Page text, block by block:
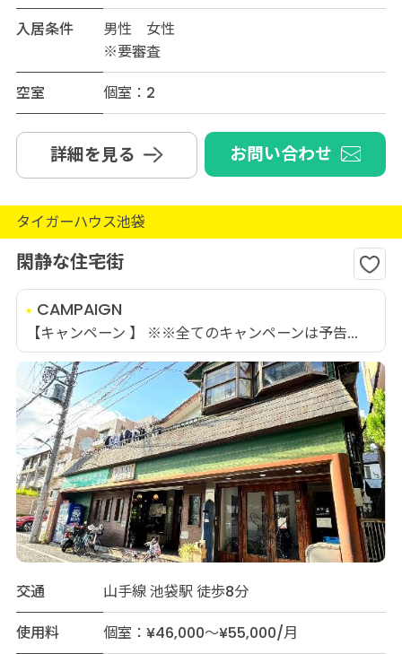
入居条件
男性 女性
※要審査
空室
個室：2
詳細を見る お問い合わせ
タイガーハウス池袋
閑静な住宅街
CAMPAIGN
【キャンペーン 】 ※※全てのキャンペーンは予告...
交通
山手線 池袋駅 徒歩8分
使用料
個室：¥46,000～¥55,000/月